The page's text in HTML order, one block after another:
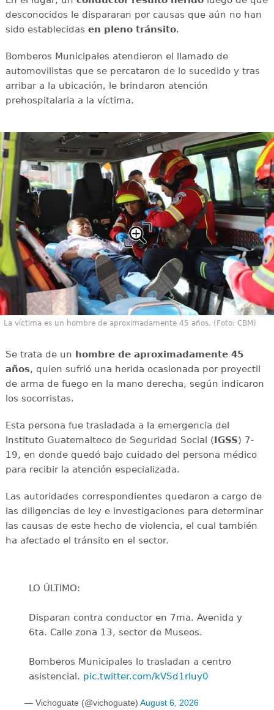
desconocidos le dispararan por causas que aún no han
sido establecidas en pleno tránsito.
Bomberos Municipales atendieron el llamado de
automovilistas que se percataron de lo sucedido y tras
arribar a la ubicación, le brindaron atención
prehospitalaria a la víctima.
La víctima es un hombre de aproximadamente 45 años. (Foto: CBM)
Se trata de un hombre de aproximadamente 45
años, quien sufrió una herida ocasionada por proyectil
de arma de fuego en la mano derecha, según indicaron
los socorristas.
Esta persona fue trasladada a la emergencia del
Instituto Guatemalteco de Seguridad Social (IGSS) 7-
19, en donde quedó bajo cuidado del persona médico
para recibir la atención especializada.
Las autoridades correspondientes quedaron a cargo de
las diligencias de ley e investigaciones para determinar
las causas de este hecho de violencia, el cual también
ha afectado el tránsito en el sector.
LO ÚLTIMO:
Disparan contra conductor en 7ma. Avenida y
6ta. Calle zona 13, sector de Museos.
Bomberos Municipales lo trasladan a centro
asistencial. pic.twitter.com/kVSd1rIuy0
— Vichoguate (@vichoguate) August 6, 2026